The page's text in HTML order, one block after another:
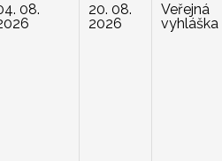
08.
20. 08.
2026
Veřejná
vyhláška